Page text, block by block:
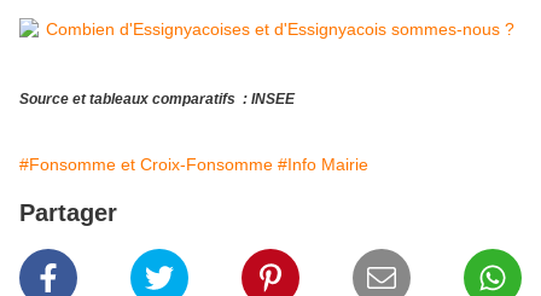
Source et tableaux comparatifs : INSEE
#Fonsomme et Croix-Fonsomme #Info Mairie
Partager